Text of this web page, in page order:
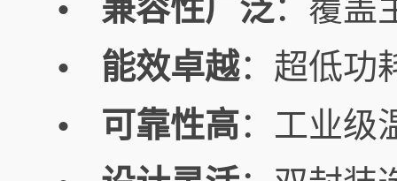
• 兼容性广泛：覆盖
• 能效卓越：超低功
• 可靠性高：工业级